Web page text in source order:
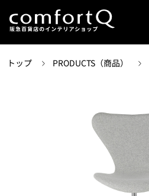
トップ PRODUCTS（商品）